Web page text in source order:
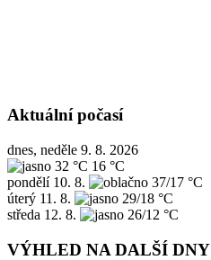
Aktuální počasí
dnes, neděle 9. 8. 2026
32 °C 16 °C
pondělí 10. 8.
37/17 °C
úterý 11. 8.
29/18 °C
středa 12. 8. 26/12 °C
VÝHLED NA DALŠÍ DNY